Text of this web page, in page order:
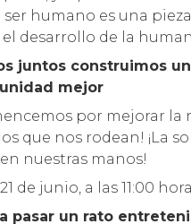
humano es una
el desarrollo de la
juntos construimos
mejor
por mejorar la
que nos rodean! ¡La
nuestras manos!
21 de junio, a las 11:00
pasar un rato